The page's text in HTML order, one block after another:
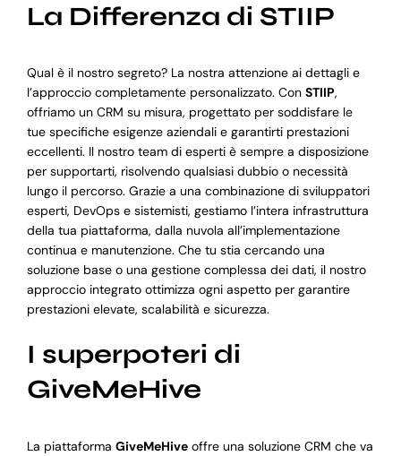
La Differenza di STIIP
Qual è il nostro segreto? La nostra attenzione ai dettagli e
l’approccio completamente personalizzato. Con STIIP,
offriamo un CRM su misura, progettato per soddisfare le
tue specifiche esigenze aziendali e garantirti prestazioni
eccellenti. Il nostro team di esperti è sempre a disposizione
per supportarti, risolvendo qualsiasi dubbio o necessità
lungo il percorso. Grazie a una combinazione di sviluppatori
esperti, DevOps e sistemisti, gestiamo l’intera infrastruttura
della tua piattaforma, dalla nuvola all’implementazione
continua e manutenzione. Che tu stia cercando una
soluzione base o una gestione complessa dei dati, il nostro
approccio integrato ottimizza ogni aspetto per garantire
prestazioni elevate, scalabilità e sicurezza.
I superpoteri di
GiveMeHive
La piattaforma GiveMeHiveoffre una soluzione CRM che va